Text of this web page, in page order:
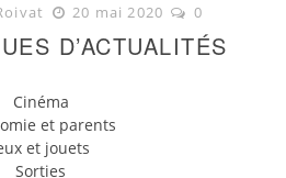
20 mai 2020 0
D’ACTUALITÉS
Cinéma
et parents
et jouets
Sorties